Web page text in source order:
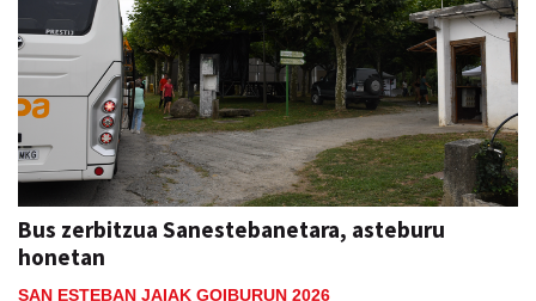
Bus zerbitzua Sanestebanetara, asteburu
honetan
SAN ESTEBAN JAIAK GOIBURUN 2026